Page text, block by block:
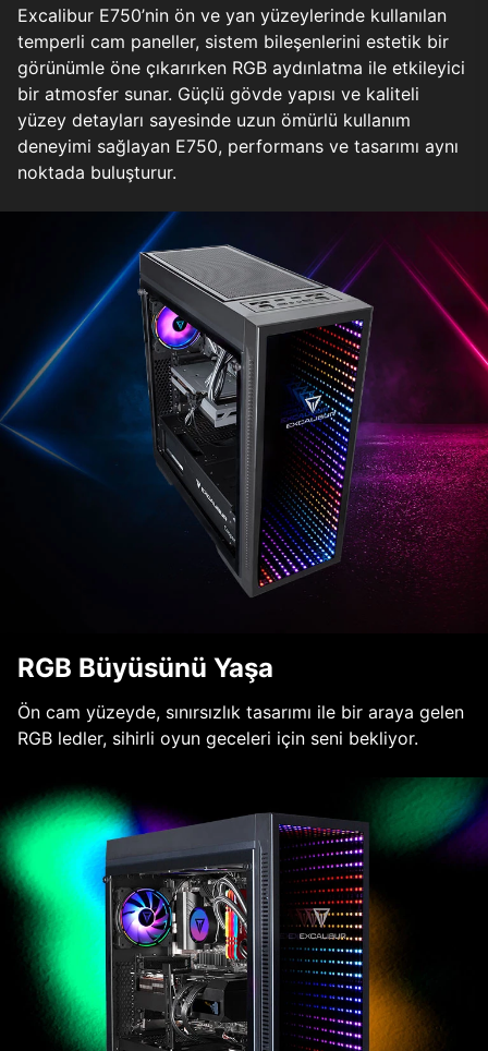
Excalibur E750’nin ön ve yan yüzeylerinde kullanılan
temperli cam paneller, sistem bileşenlerini estetik bir
görünümle öne çıkarırken RGB aydınlatma ile etkileyici
bir atmosfer sunar. Güçlü gövde yapısı ve kaliteli
yüzey detayları sayesinde uzun ömürlü kullanım
deneyimi sağlayan E750, performans ve tasarımı aynı
noktada buluşturur.
RGB Büyüsünü Yaşa
Ön cam yüzeyde, sınırsızlık tasarımı ile bir araya gelen
RGB ledler, sihirli oyun geceleri için seni bekliyor.